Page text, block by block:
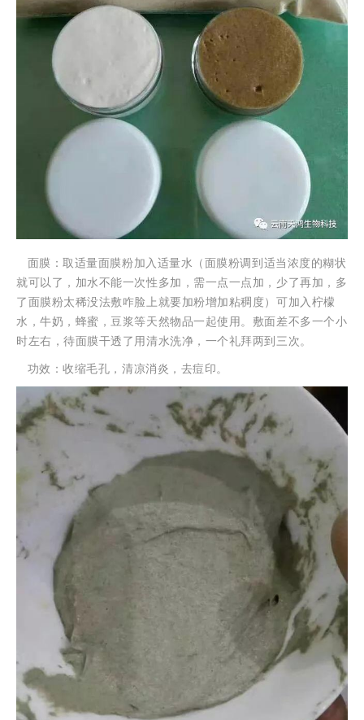
面膜：取适量面膜粉加入适量水（面膜粉调到适当浓度的糊状
就可以了，加水不能一次性多加，需一点一点加，少了再加，多
了面膜粉太稀没法敷咋脸上就要加粉增加粘稠度）可加入柠檬
水，牛奶，蜂蜜，豆浆等天然物品一起使用。敷面差不多一个小
时左右，待面膜干透了用清水洗净，一个礼拜两到三次。
功效：收缩毛孔，清凉消炎，去痘印。